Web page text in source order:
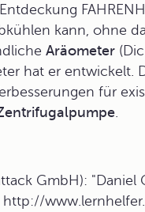
kann, ohne
Aräometer
hat er
für
GmbH):
http://